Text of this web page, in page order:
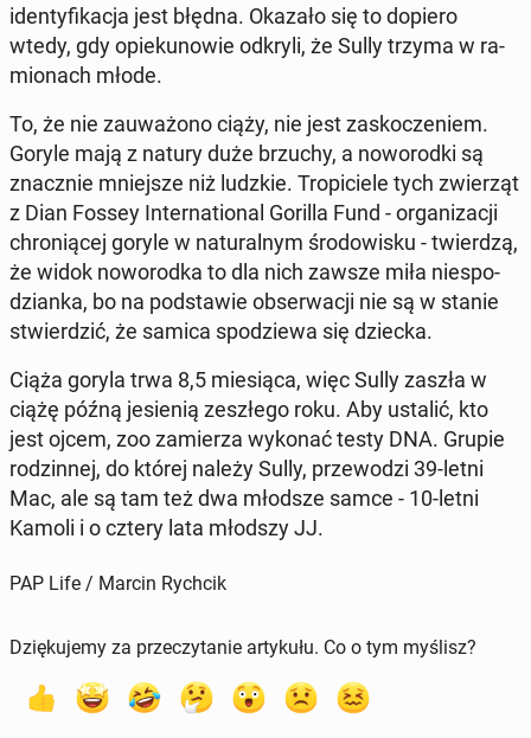
iden­ty­fi­ka­cja jest błędna. Okazało się to dopiero
wtedy, gdy opie­ku­no­wie odkryli, że Sully trzyma w ra­
mio­nach młode.
To, że nie za­uwa­żo­no ciąży, nie jest za­sko­cze­niem.
Goryle mają z natury duże brzuchy, a no­wo­rod­ki są
znacz­nie mniej­sze niż ludzkie. Tro­pi­cie­le tych zwie­rząt
z Dian Fossey In­ter­na­tio­nal Gorilla Fund - or­ga­ni­za­cji
chro­nią­cej goryle w na­tu­ral­nym śro­do­wi­sku - twier­dzą,
że widok no­wo­rod­ka to dla nich zawsze miła nie­spo­
dzian­ka, bo na pod­sta­wie ob­ser­wa­cji nie są w stanie
stwier­dzić, że samica spo­dzie­wa się dziecka.
Ciąża goryla trwa 8,5 mie­sią­ca, więc Sully zaszła w
ciążę późną je­sie­nią ze­szłe­go roku. Aby ustalić, kto
jest ojcem, zoo za­mie­rza wykonać testy DNA. Grupie
ro­dzin­nej, do której należy Sully, prze­wo­dzi 39-letni
Mac, ale są tam też dwa młodsze samce - 10-letni
Kamoli i o cztery lata młodszy JJ.
PAP Life / Marcin Rychcik
Dziękujemy za przeczytanie artykułu. Co o tym myślisz?